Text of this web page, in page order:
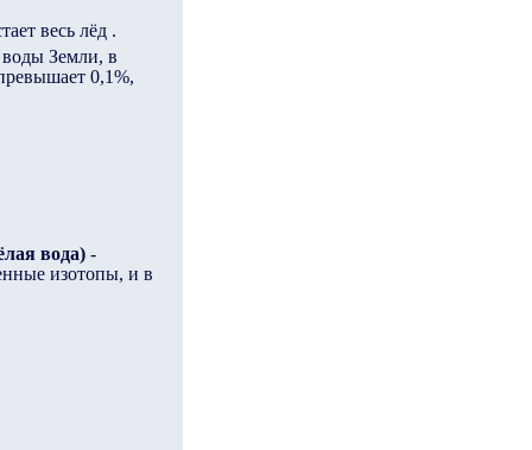
весь лёд .
воды Земли, в
0,1%,
вода)-
изотопы, и в